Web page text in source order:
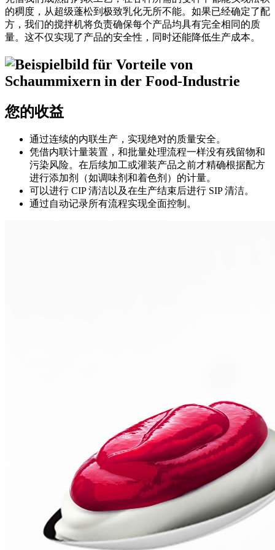
的稠度，从超级蓬松到极致乳化无所不能。如果已经确定了配
方，我们的搅拌机将负责确保每个产品均具有完全相同的质
量。这不仅实现了产品的安全性，同时还能降低生产成本。
您的收益
通过连续的内联生产，实现绝对的质量安全。
凭借内联计量装置，和批量处理流程一样没有残留物和
污染风险。在后续加工或灌装产品之前才精确根据配方
进行添加剂（如调味剂和着色剂）的计量。
可以进行 CIP 清洁以及在生产结束后进行 SIP 清洁。
通过自动记录所有流程实现全面控制。